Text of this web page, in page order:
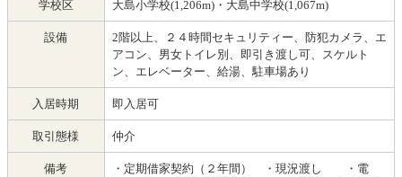
学校区 大島小学校(1,206m)・大島中学校(1,067m)
設備
2階以上、２４時間セキュリティー、防犯カメラ、エ
アコン、男女トイレ別、即引き渡し可、スケルト
ン、エレベーター、給湯、駐車場あり
入居時期 即入居可
取引態様 仲介
備考
・定期借家契約（２年間） ・現況渡し ・電